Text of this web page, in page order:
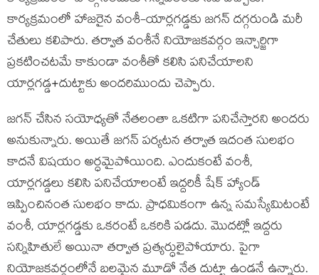
కార్యక్రమంలో హాజరైన వంశీ-యార్లగడ్డకు జగన్ దగ్గరుండి మరీ
చేతులు కలిపారు. తర్వాత వంశీనే నియోజకవర్గం ఇన్చార్జిగా
ప్రకటించటమే కాకుండా వంశీతో కలిసి పనిచేయాలని
యార్లగడ్డ+దుట్టాకు అందరిముందు చెప్పారు.
జగన్ చేసిన సయోధ్యతో నేతలంతా ఒకటిగా పనిచేస్తారని అందరు
అనుకున్నారు. అయితే జగన్ పర్యటన తర్వాత ఇదంత సులభం
కాదనే విషయం అర్ధమైపోయింది. ఎందుకంటే వంశీ,
యార్లగడ్డలు కలిసి పనిచేయాలంటే ఇద్దరికీ షేక్ హ్యాండ్
ఇప్పించినంత సులభం కాదు. ప్రాధమికంగా ఉన్న సమస్యేమిటంటే
వంశీ, యార్లగడ్డకు ఒకరంటే ఒకరికి పడదు. మొదట్లో ఇద్దరు
సన్నిహితులే అయినా తర్వాత ప్రత్యర్ధులైపోయారు. పైగా
నియోజకవర్గంలోనే బలమైన మూడో నేత దుట్టా ఉండనే ఉన్నారు.